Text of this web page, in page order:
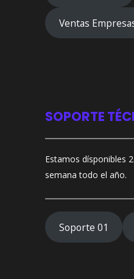
Ventas
SOPORTE
Estamos dísponibles
semana todo el año.
Soporte 01